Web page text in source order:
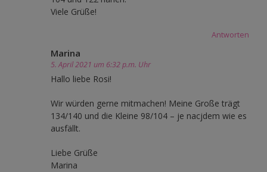
Viele Grüße!
Antworten
Marina
5. April 2021 um 6:32 p.m. Uhr
Hallo liebe Rosi!
Wir würden gerne mitmachen! Meine Große trägt
134/140 und die Kleine 98/104 – je nacjdem wie es
ausfällt.
Liebe Grüße
Marina